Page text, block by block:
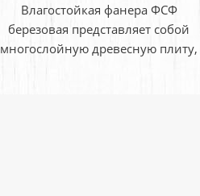
Влагостойкая фанера ФСФ
березовая представляет собой
многослойную древесную плиту,